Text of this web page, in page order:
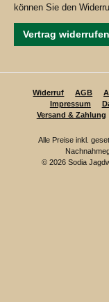
können Sie den
Vertrag widerrufen
Widerruf AGB
Impressum
Versand & Zahlung
Alle Preise inkl.
© 2026 Sodia